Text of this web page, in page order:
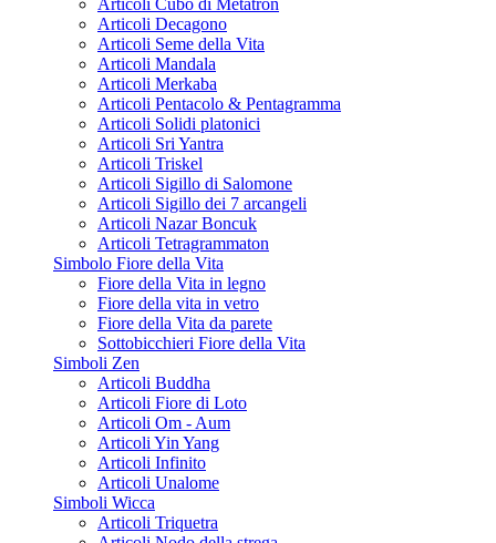
Articoli Cubo di Metatron
Articoli Decagono
Articoli Seme della Vita
Articoli Mandala
Articoli Merkaba
Articoli Pentacolo & Pentagramma
Articoli Solidi platonici
Articoli Sri Yantra
Articoli Triskel
Articoli Sigillo di Salomone
Articoli Sigillo dei 7 arcangeli
Articoli Nazar Boncuk
Articoli Tetragrammaton
Simbolo Fiore della Vita
Fiore della Vita in legno
Fiore della vita in vetro
Fiore della Vita da parete
Sottobicchieri Fiore della Vita
Simboli Zen
Articoli Buddha
Articoli Fiore di Loto
Articoli Om - Aum
Articoli Yin Yang
Articoli Infinito
Articoli Unalome
Simboli Wicca
Articoli Triquetra